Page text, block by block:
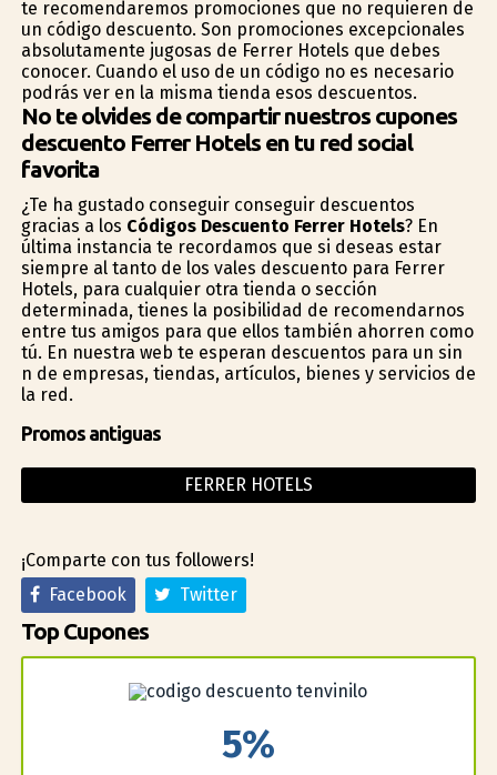
te recomendaremos promociones que no requieren de
un código descuento. Son promociones excepcionales
absolutamente jugosas de Ferrer Hotels que debes
conocer. Cuando el uso de un código no es necesario
podrás ver en la misma tienda esos descuentos.
No te olvides de compartir nuestros cupones
descuento Ferrer Hotels en tu red social
favorita
¿Te ha gustado conseguir conseguir descuentos
gracias a los Códigos Descuento Ferrer Hotels? En
última instancia te recordamos que si deseas estar
siempre al tanto de los vales descuento para Ferrer
Hotels, para cualquier otra tienda o sección
determinada, tienes la posibilidad de recomendarnos
entre tus amigos para que ellos también ahorren como
tú. En nuestra web te esperan descuentos para un sin
fin de empresas, tiendas, artículos, bienes y servicios de
la red.
Promos antiguas
FERRER HOTELS
¡Comparte con tus followers!
Facebook
Twitter
Top Cupones
5%